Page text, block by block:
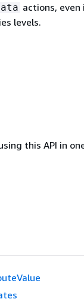
actions,
levels.
this API in